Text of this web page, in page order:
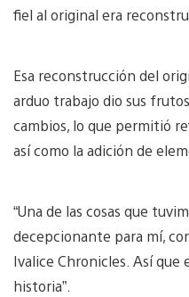
fiel al original era
Esa reconstrucción del
arduo trabajo dio sus
cambios, lo que permitió
así como la adición de
“Una de las cosas que
decepcionante para mí,
Ivalice Chronicles. Así que
historia”.